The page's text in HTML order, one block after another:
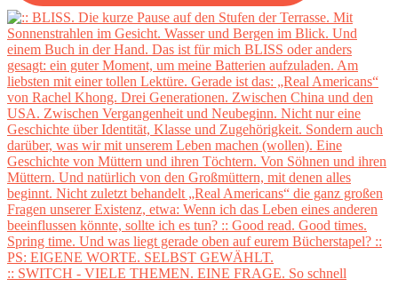
:: SWITCH - VIELE THEMEN. EINE FRAGE. So schnell